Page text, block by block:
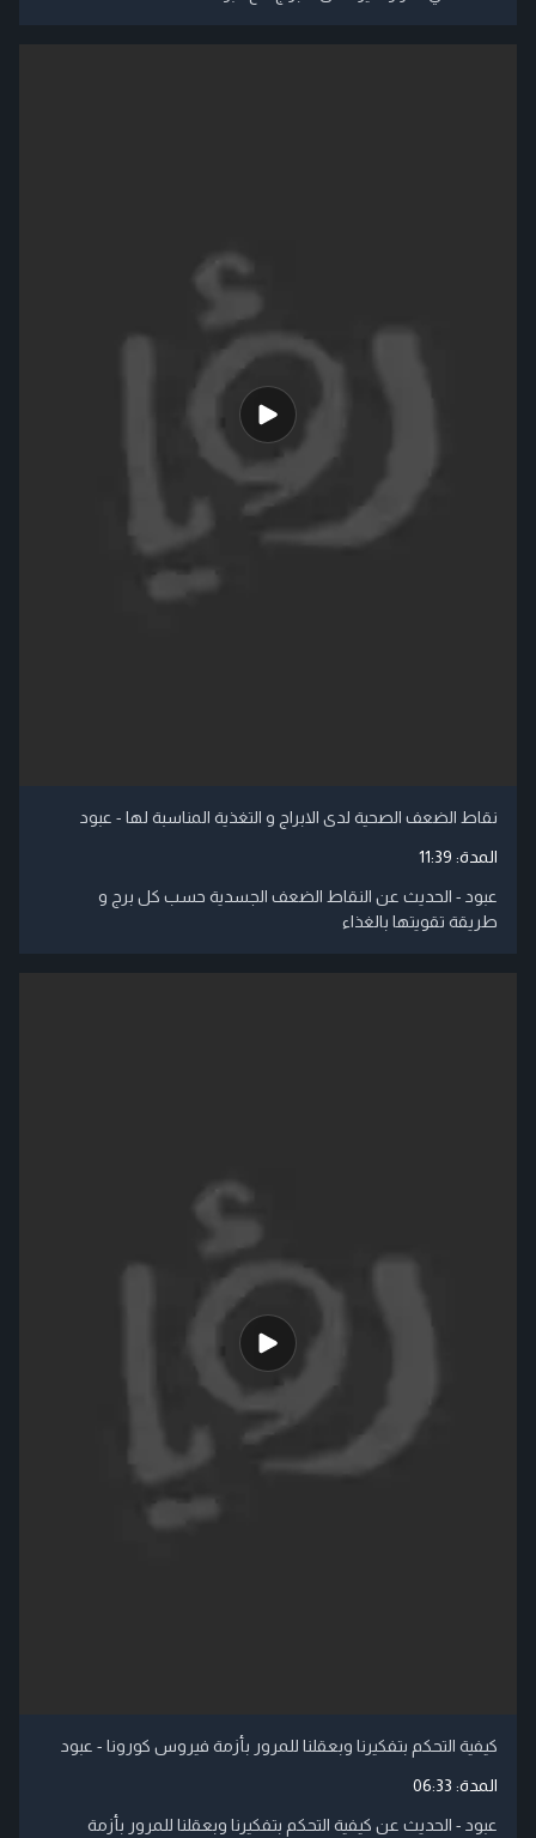
نقاط الضعف الصحية لدى الابراج و التغذية المناسبة لها - عبود
المدة: 11:39
عبود - الحديث عن النقاط الضعف الجسدية حسب كل برج و
طريقة تقويتها بالغذاء
كيفية التحكم بتفكيرنا وبعقلنا للمرور بأزمة فيروس كورونا - عبود
المدة: 06:33
عبود - الحديث عن كيفية التحكم بتفكيرنا وبعقلنا للمرور بأزمة